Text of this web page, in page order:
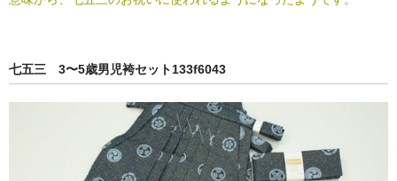
七五三 3〜5歳男児袴セット133f6043